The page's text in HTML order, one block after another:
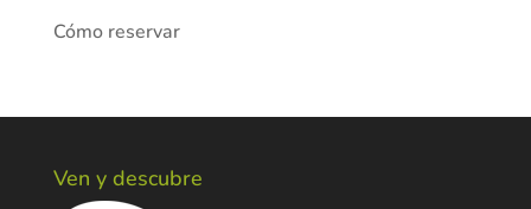
Cómo reservar
Ven y descubre